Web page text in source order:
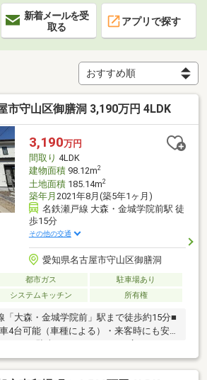
新着メールを受
取る
アプリで探す
市守山区御膳洞 3,190万円 4LDK
3,190万円
間取り 4LDK
建物面積98.12m2
土地面積185.14m2
築年月 2021年8月(築5年1ヶ月)
名鉄瀬戸線 大森・金城学院前駅 徒
歩15分
その他の交通
愛知県名古屋市守山区御膳洞
都市ガス
駐車場あり
システムキッチン 所有権
「大森・金城学院前」駅まで徒歩約15分■
4台可能（車種による）・来客時にも安心
してもご使用できます。■お庭が有
ルやBBQをお楽しみいただけます。・家